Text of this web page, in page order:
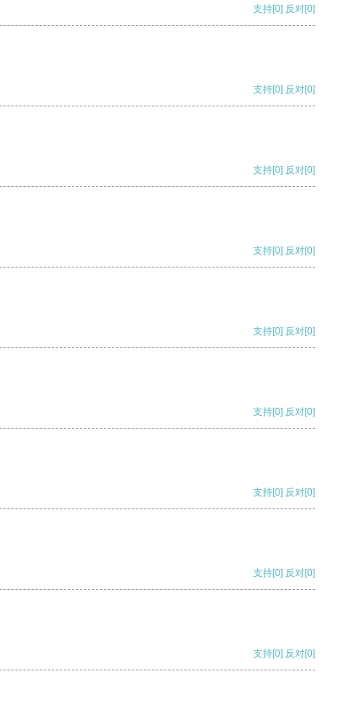
支持[0] 反对[0]
支持[0] 反对[0]
支持[0] 反对[0]
支持[0] 反对[0]
支持[0] 反对[0]
支持[0] 反对[0]
支持[0] 反对[0]
支持[0] 反对[0]
支持[0] 反对[0]